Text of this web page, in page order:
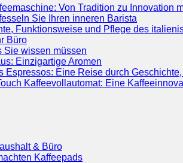
Von Tradition zu Innovation
Sie Ihren inneren Barista
Funktionsweise und Pflege des
Büro
Sie wissen müssen
Einzigartige Aromen
Espressos: Eine Reise durch
Kaffeevollautomat: Eine
& Büro
Kaffeepads